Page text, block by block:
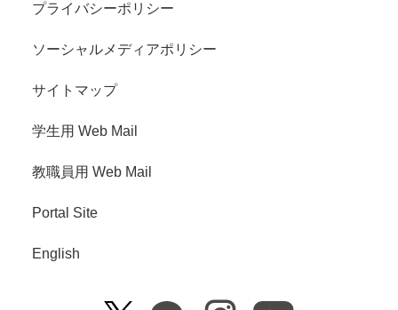
プライバシーポリシー
ソーシャルメディアポリシー
サイトマップ
学生用 Web Mail
教職員用 Web Mail
Portal Site
English